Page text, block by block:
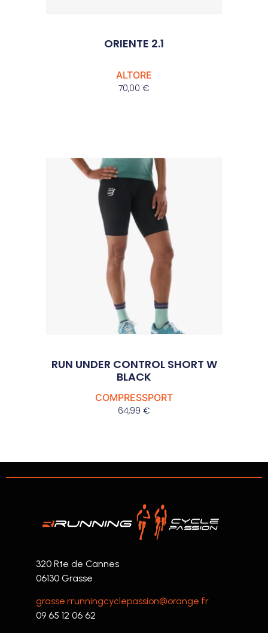
ORIENTE 2.1
ALTORE
70,00 €
RUN UNDER CONTROL SHORT W
BLACK
COMPRESSPORT
64,99 €
320 Rte de Cannes
06130 Grasse
grasse.rrunningcyclepassion@orange.fr
09 65 12 06 62